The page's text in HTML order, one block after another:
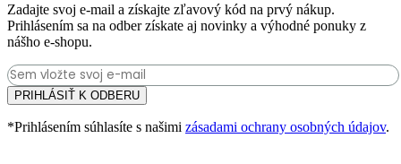
variantov.
Možnosti
si
môžete
vybrať
na
stránke
produktu.
Zadajte svoj e-mail a získajte zľavový kód na prvý nákup.
Prihlásením sa na odber získate aj novinky a výhodné ponuky z
nášho e-shopu.
PRIHLÁSIŤ K ODBERU
*Prihlásením súhlasíte s našimi zásadami ochrany osobných údajov.